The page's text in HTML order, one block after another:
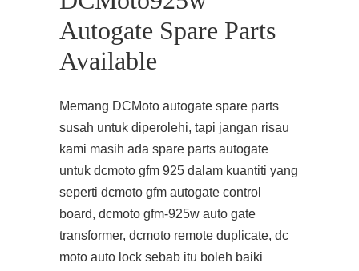
Autogate Spare Parts
Available
Memang DCMoto autogate spare parts
susah untuk diperolehi, tapi jangan risau
kami masih ada spare parts autogate
untuk dcmoto gfm 925 dalam kuantiti yang
seperti dcmoto gfm autogate control
board, dcmoto gfm-925w auto gate
transformer, dcmoto remote duplicate, dc
moto auto lock sebab itu boleh baiki